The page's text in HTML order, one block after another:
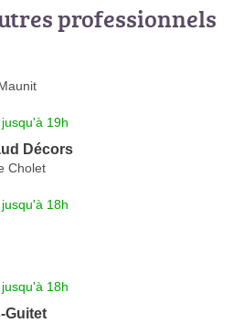
professionnels
19h
Décors
Cholet
18h
18h
Guitet